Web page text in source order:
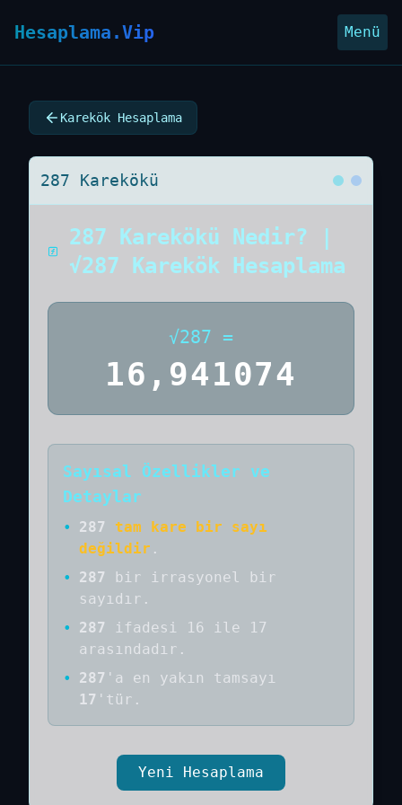
Hesaplama.Vip Menü
Karekök Hesaplama
287 Karekökü
287 Karekökü Nedir? |
√287 Karekök Hesaplama
√287 =
16,941074
Sayısal Özellikler ve
Detaylar
• 287
tam kare bir sayı
değildir .
•
287 bir
irrasyonel bir
sayıdır .
•
287
ifadesi 16 ile 17
arasındadır.
•
287 'a en yakın tamsayı
17 'tür.
Yeni Hesaplama